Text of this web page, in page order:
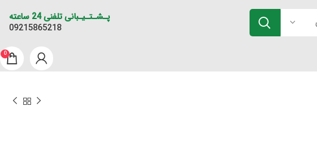
پـشـتـیـبانی تلفنی 24 ساعته
09215865218
0